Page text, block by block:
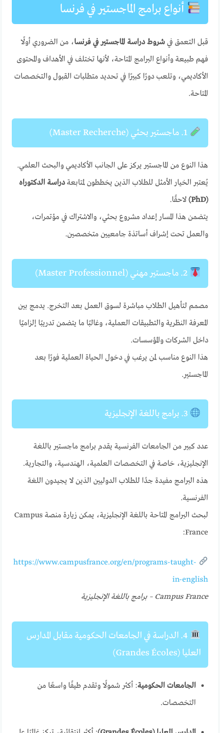
أنواع برامج الماجستير في فرنسا
قبل التعمق فيشروط دراسة الماجستير في فرنسا، من الضروري أولًا
فهم طبيعة وأنواع البرامج المتاحة، لأنها تختلف في الأهداف والمحتوى
الأكاديمي، وتلعب دورًا كبيرًا في تحديد متطلبات القبول والتخصصات
المتاحة.
هذا النوع من الماجستير يركز على الجانب الأكاديمي والبحث العلمي.
يُعتبر الخيار الأمثل للطلاب الذين يخططون لمتابعةدراسة الدكتوراه
(PhD)
لاحقًا.
يتضمن هذا المسار إعداد مشروع بحثي، والاشتراك في مؤتمرات،
والعمل تحت إشراف أساتذة جامعيين متخصصين.
مصمم لتأهيل الطلاب مباشرة لسوق العمل بعد التخرج. يدمج بين
المعرفة النظرية والتطبيقات العملية، وغالبًا ما يتضمن تدريبًا إلزاميًا
داخل الشركات والمؤسسات.
هذا النوع مناسب لمن يرغب في دخول الحياة العملية فورًا بعد
الماجستير.
عدد كبير من الجامعات الفرنسية يقدم برامج ماجستير باللغة
الإنجليزية، خاصة في التخصصات العلمية، الهندسية، والتجارية.
هذه البرامج مفيدة جدًا للطلاب الدوليين الذين لا يجيدون اللغة
الفرنسية.
لبحث البرامج المتاحة باللغة الإنجليزية، يمكن زيارة منصة Campus
France:
https://www.campusfrance.org/en/programs-taught-
in-english
Campus France – برامج باللغة الإنجليزية
4. الدراسة في الجامعات الحكومية مقابل المدارس
العليا (Grandes Écoles)
الجامعات الحكومية: أكثر شمولًا وتقدم طيفًا واسعًا من
التخصصات.